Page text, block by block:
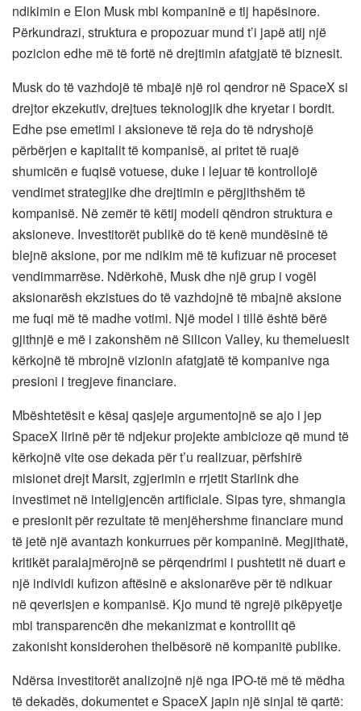
ndikimin e Elon Musk mbi kompaninë e tij hapësinore.
Përkundrazi, struktura e propozuar mund t’i japë atij një
pozicion edhe më të fortë në drejtimin afatgjatë të biznesit.
Musk do të vazhdojë të mbajë një rol qendror në SpaceX si
drejtor ekzekutiv, drejtues teknologjik dhe kryetar i bordit.
Edhe pse emetimi i aksioneve të reja do të ndryshojë
përbërjen e kapitalit të kompanisë, ai pritet të ruajë
shumicën e fuqisë votuese, duke i lejuar të kontrollojë
vendimet strategjike dhe drejtimin e përgjithshëm të
kompanisë. Në zemër të këtij modeli qëndron struktura e
aksioneve. Investitorët publikë do të kenë mundësinë të
blejnë aksione, por me ndikim më të kufizuar në proceset
vendimmarrëse. Ndërkohë, Musk dhe një grup i vogël
aksionarësh ekzistues do të vazhdojnë të mbajnë aksione
me fuqi më të madhe votimi. Një model i tillë është bërë
gjithnjë e më i zakonshëm në Silicon Valley, ku themeluesit
kërkojnë të mbrojnë vizionin afatgjatë të kompanive nga
presioni i tregjeve financiare.
Mbështetësit e kësaj qasjeje argumentojnë se ajo i jep
SpaceX lirinë për të ndjekur projekte ambicioze që mund të
kërkojnë vite ose dekada për t’u realizuar, përfshirë
misionet drejt Marsit, zgjerimin e rrjetit Starlink dhe
investimet në inteligjencën artificiale. Sipas tyre, shmangia
e presionit për rezultate të menjëhershme financiare mund
të jetë një avantazh konkurrues për kompaninë. Megjithatë,
kritikët paralajmërojnë se përqendrimi i pushtetit në duart e
një individi kufizon aftësinë e aksionarëve për të ndikuar
në qeverisjen e kompanisë. Kjo mund të ngrejë pikëpyetje
mbi transparencën dhe mekanizmat e kontrollit që
zakonisht konsiderohen thelbësorë në kompanitë publike.
Ndërsa investitorët analizojnë një nga IPO-të më të mëdha
të dekadës, dokumentet e SpaceX japin një sinjal të qartë: